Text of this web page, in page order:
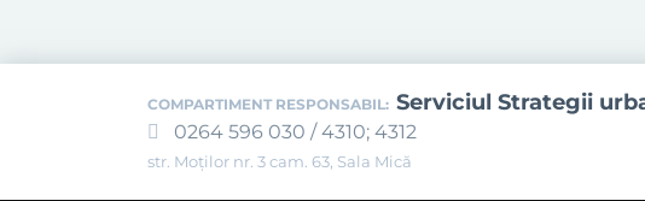
COMPARTIMENT RESPONSABIL: Serviciul Strategii
0264 596 030 / 4310; 4312
str. Moților nr. 3 cam. 63, Sala Mică